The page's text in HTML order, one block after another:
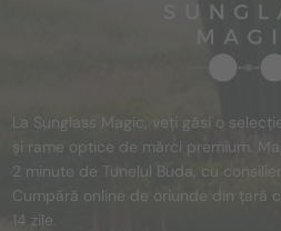
La Sunglass Magic, veți găsi o
și rame optice de mărci premium.
2 minute de Tunelul Buda, cu
Cumpără online de oriunde din țară
14 zile.